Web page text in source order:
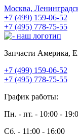
Москва,
+7 (499) 159-06-52
+7 (495) 778-75-55
Запчасти Америка,
+7 (499) 159-06-52
+7 (495) 778-75-55
График работы:
Пн. - пт. - 10:00 -
Сб. - 11:00 - 16:00